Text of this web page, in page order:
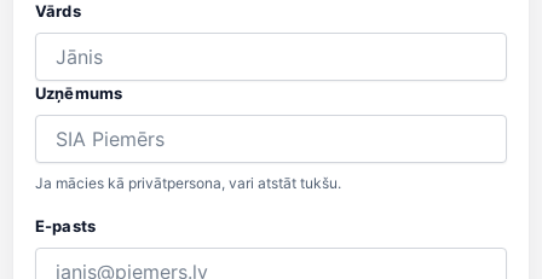
Vārds
Uzņēmums
Ja mācies kā privātpersona, vari atstāt tukšu.
E-pasts